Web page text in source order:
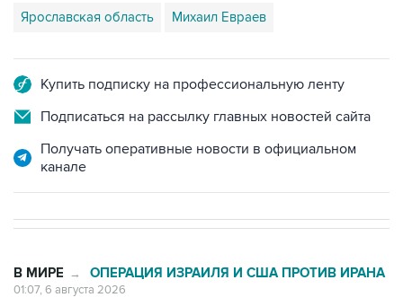
Ярославская область Михаил Евраев
Купить подписку на профессиональную ленту
Подписаться на рассылку главных новостей сайта
Получать оперативные новости в официальном
канале
В МИРЕ → ОПЕРАЦИЯ ИЗРАИЛЯ И США ПРОТИВ ИРАНА
01:07, 6 августа 2026